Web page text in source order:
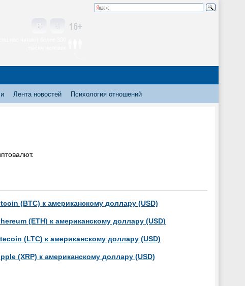
Лента новостей Психология отношений
(BTC) к американскому доллару (USD)
(ETH) к американскому доллару (USD)
(LTC) к американскому доллару (USD)
(XRP) к американскому доллару (USD)